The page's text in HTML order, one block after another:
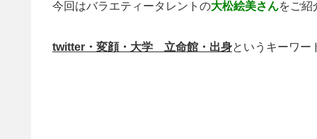
今回はバラエティータレントの大松絵美さんをご紹
twitter・変顔・大学 立命館・出身というキーワー